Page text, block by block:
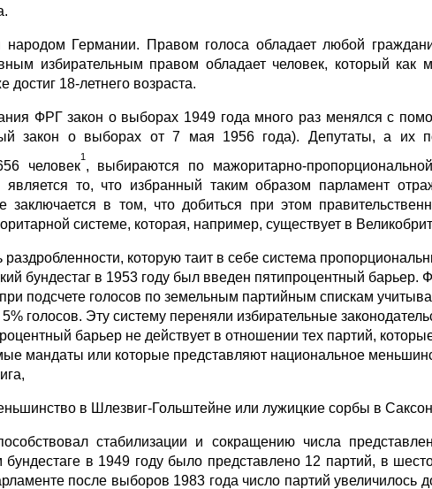
народом Германии. Правом голоса обладает любой
избирательным правом обладает человек, который как
18-летнего возраста.
ФРГ закон о выборах 1949 года много раз менялся с
за­кон о выборах от 7 мая 1956 года). Депутаты, а их
человек
1
, выбираются по мажоритарно-про­порциональной
то, что избранный таким образом парламент
заключается в том, что добиться при этом
системе, которая, например, существует в
которую таит в себе сис­тема
бундестаг в 1953 году был введен пятипроцентный барьер.
подсчете голосов по зе­мельным партийным спискам
голосов. Эту систему переняли избирательные
барьер не действует в отношении тех партий,
мандаты или которые представляют национальное
в Шлезвиг-Гольштейне или лужицкие сорбы в
стабилизации и сокращению чис­ла
в 1949 году было представлено 12 партий, в
после выборов 1983 года число партий увеличилось